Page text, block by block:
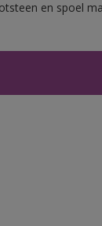
en spoel